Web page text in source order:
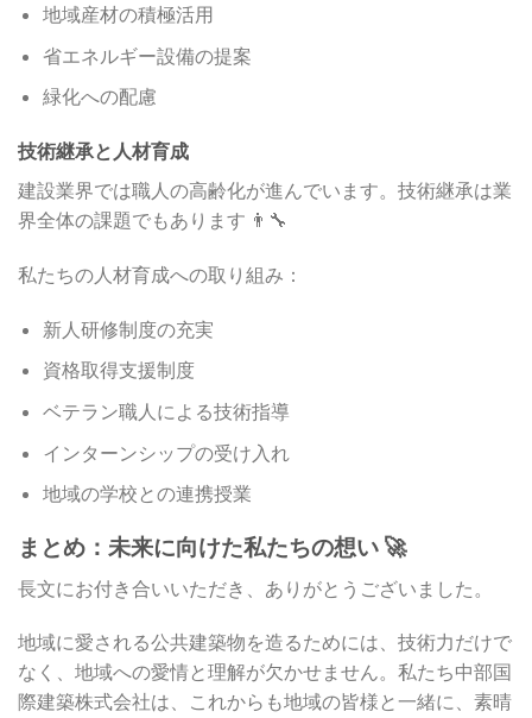
地域産材の積極活用
省エネルギー設備の提案
緑化への配慮
技術継承と人材育成
建設業界では職人の高齢化が進んでいます。技術継承は業
界全体の課題でもあります 👨‍🔧
私たちの人材育成への取り組み：
新人研修制度の充実
資格取得支援制度
ベテラン職人による技術指導
インターンシップの受け入れ
地域の学校との連携授業
まとめ：未来に向けた私たちの想い 🚀
長文にお付き合いいただき、ありがとうございました。
地域に愛される公共建築物を造るためには、技術力だけで
なく、地域への愛情と理解が欠かせません。私たち中部国
際建築株式会社は、これからも地域の皆様と一緒に、素晴